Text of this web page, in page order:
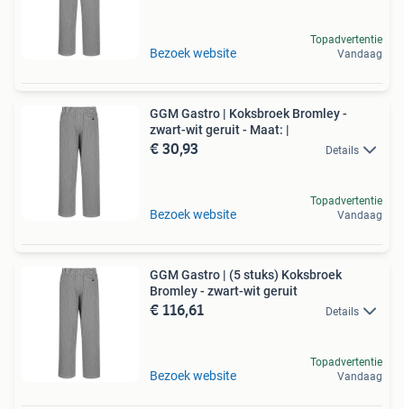
Bezoek website
Topadvertentie
Vandaag
GGM Gastro | Koksbroek Bromley -
zwart-wit geruit - Maat: |
€ 30,93 Details
Bezoek website
Topadvertentie
Vandaag
GGM Gastro | (5 stuks) Koksbroek
Bromley - zwart-wit geruit
€ 116,61 Details
Bezoek website
Topadvertentie
Vandaag